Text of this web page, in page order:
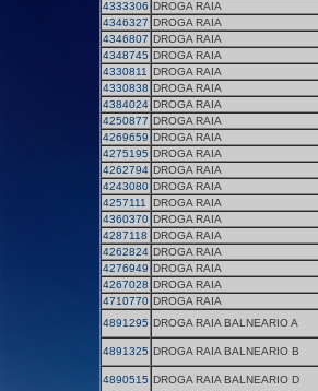
4333306 DROGA RAIA
4346327 DROGA RAIA
4346807 DROGA RAIA
4348745 DROGA RAIA
4330811
DROGA RAIA
4330838 DROGA RAIA
4384024 DROGA RAIA
4250877 DROGA RAIA
4269659 DROGA RAIA
4275195 DROGA RAIA
4262794 DROGA RAIA
4243080 DROGA RAIA
4257111
DROGA RAIA
4360370 DROGA RAIA
4287118 DROGA RAIA
4262824 DROGA RAIA
4276949 DROGA RAIA
4267028 DROGA RAIA
4710770 DROGA RAIA
4891295 DROGA RAIA BALNEARIO A
4891325 DROGA RAIA BALNEARIO B
4890515 DROGA RAIA BALNEARIO D